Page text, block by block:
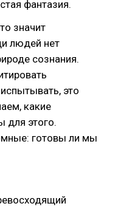
фантазия.
значит
людей нет
сознания.
это
какие
для этого.
готовы ли мы